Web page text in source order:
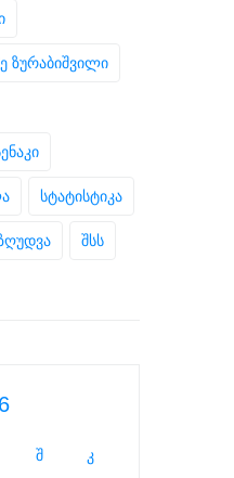
ზურაბიშვილი
სტატისტიკა
შსს
შ კ